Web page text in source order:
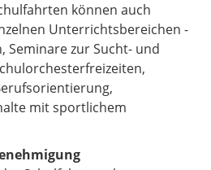
können auch
Unterrichtsbereichen -
Seminare zur Sucht- und
mit sportlichem